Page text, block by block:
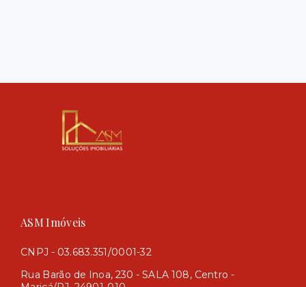
ASM Imóveis
CNPJ - 03.683.351/0001-32
Rua Barão de Inoa, 230 - SALA 108, Centro -